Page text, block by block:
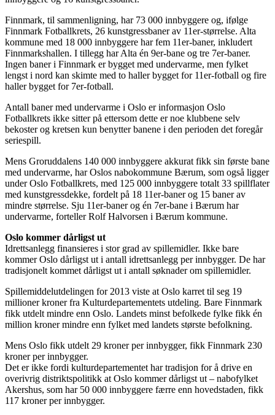
Finnmark, til sammenligning, har 73 000 innbyggere og, ifølge
Finnmark Fotballkrets, 26 kunstgressbaner av 11er-størrelse. Alta
kommune med 18 000 innbyggere har fem 11er-baner, inkludert
Finnmarkshallen. I tillegg har Alta én 9er-bane og tre 7er-baner.
Ingen baner i Finnmark er bygget med undervarme, men fylket
lengst i nord kan skimte med to haller bygget for 11er-fotball og fire
haller bygget for 7er-fotball.
Antall baner med undervarme i Oslo er informasjon Oslo
Fotballkrets ikke sitter på ettersom dette er noe klubbene selv
bekoster og kretsen kun benytter banene i den perioden det foregår
seriespill.
Mens Groruddalens 140 000 innbyggere akkurat fikk sin første bane
med undervarme, har Oslos nabokommune Bærum, som også ligger
under Oslo Fotballkrets, med 125 000 innbyggere totalt 33 spillflater
med kunstgressdekke, fordelt på 18 11er-baner og 15 baner av
mindre størrelse. Sju 11er-baner og én 7er-bane i Bærum har
undervarme, forteller Rolf Halvorsen i Bærum kommune.
Oslo kommer dårligst ut
Idrettsanlegg finansieres i stor grad av spillemidler. Ikke bare
kommer Oslo dårligst ut i antall idrettsanlegg per innbygger. De har
tradisjonelt kommet dårligst ut i antall søknader om spillemidler.
Spillemiddelutdelingen for 2013 viste at Oslo karret til seg 19
millioner kroner fra Kulturdepartementets utdeling. Bare Finnmark
fikk utdelt mindre enn Oslo. Landets minst befolkede fylke fikk én
million kroner mindre enn fylket med landets største befolkning.
Mens Oslo fikk utdelt 29 kroner per innbygger, fikk Finnmark 230
kroner per innbygger.
Det er ikke fordi kulturdepartementet har tradisjon for å drive en
overivrig distriktspolitikk at Oslo kommer dårligst ut – nabofylket
Akershus, som har 50 000 innbyggere færre enn hovedstaden, fikk
117 kroner per innbygger.